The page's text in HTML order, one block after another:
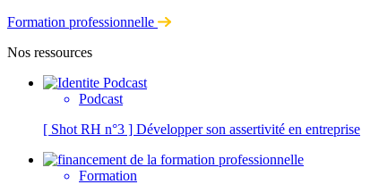
Formation professionnelle
Nos ressources
Podcast
[ Shot RH n°3 ] Développer son assertivité en entreprise
Formation